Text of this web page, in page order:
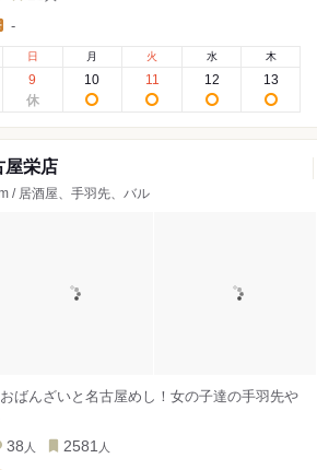
-
日
9
月
10
火
11
水
12
木
13
屋栄店
/ 居酒屋、手羽先、バル
ばんざいと名古屋めし！女の子達の手羽先や
38 人 2581 人